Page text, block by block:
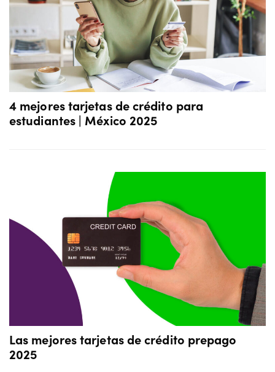
4 mejores tarjetas de crédito para
estudiantes | México 2025
Las mejores tarjetas de crédito prepago
2025